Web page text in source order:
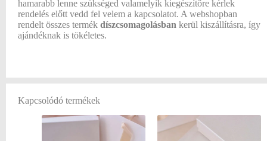
hamarabb lenne szükséged valamelyik kiegészítőre kérlek
rendelés előtt vedd fel velem a kapcsolatot. A webshopban
rendelt összes termék díszcsomagolásban kerül kiszállításra, így
ajándéknak is tökéletes.
Kapcsolódó termékek